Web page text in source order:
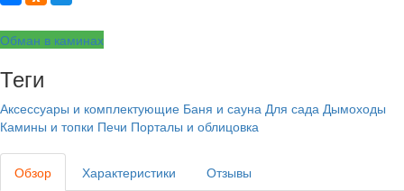
Обман в каминах
Теги
Аксессуары и комплектующие Баня и сауна Для сада Дымоходы
Камины и топки Печи Порталы и облицовка
Обзор Характеристики Отзывы